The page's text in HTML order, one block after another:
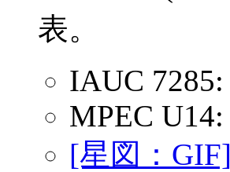
表。
IAUC 7285:
MPEC
[星図：